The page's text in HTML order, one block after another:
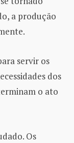
a produção
servir os
dos
o ato
Os